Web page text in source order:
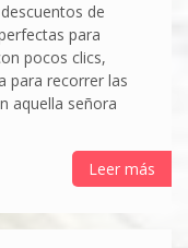
de
para
pocos clics,
para recorrer las
aquella señora
Leer más